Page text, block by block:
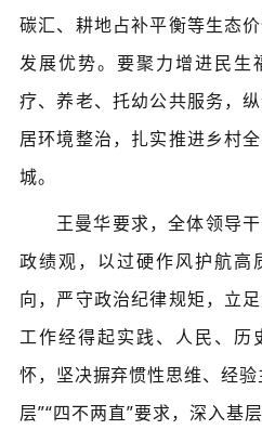
碳汇、耕地占补平衡等生态
发展优势。要聚力增进民生
疗、养老、托幼公共服务，
居环境整治，扎实推进乡村
城。
王曼华要求，全体领导
政绩观，以过硬作风护航高
向，严守政治纪律规矩，立
工作经得起实践、人民、历
怀，坚决摒弃惯性思维、经
层”“四不两直”要求，深入基